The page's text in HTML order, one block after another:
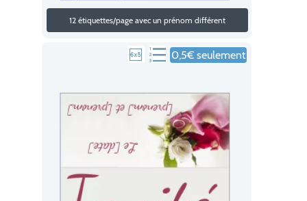
12 étiquettes/page avec un prénom différent
0,5€ seulement